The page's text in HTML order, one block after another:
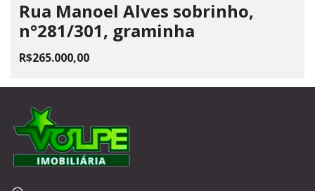
Rua Manoel Alves sobrinho,
n°281/301, graminha
R$265.000,00